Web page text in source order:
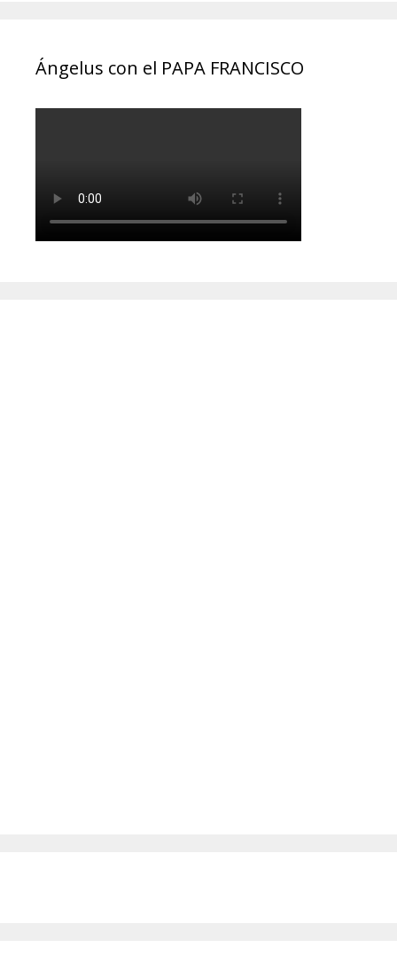
Ángelus con el PAPA FRANCISCO